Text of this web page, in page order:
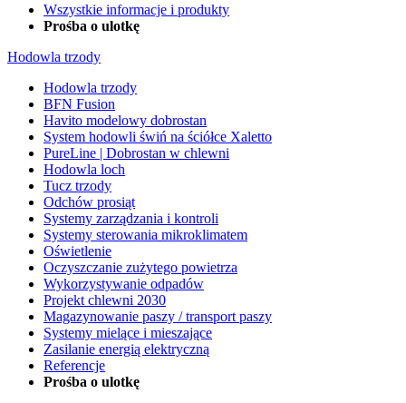
Wszystkie informacje i produkty
Prośba o ulotkę
Hodowla trzody
Hodowla trzody
BFN Fusion
Havito modelowy dobrostan
System hodowli świń na ściółce Xaletto
PureLine | Dobrostan w chlewni
Hodowla loch
Tucz trzody
Odchów prosiąt
Systemy zarządzania i kontroli
Systemy sterowania mikroklimatem
Oświetlenie
Oczyszczanie zużytego powietrza
Wykorzystywanie odpadów
Projekt chlewni 2030
Magazynowanie paszy / transport paszy
Systemy mielące i mieszające
Zasilanie energią elektryczną
Referencje
Prośba o ulotkę